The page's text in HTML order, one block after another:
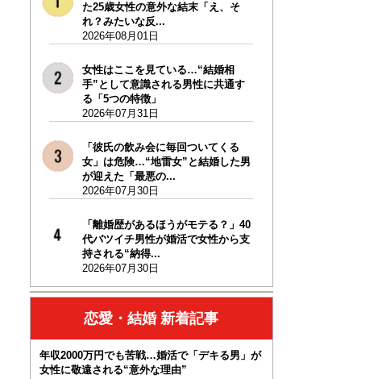
た25歳女性の意外な結末「え、そ
れ？みたいな反...
2026年08月01日
女性はここを見ている…“結婚相
手”として意識される男性に共通す
る「5つの特徴」
2026年07月31日
「彼氏の飲み会に毎回ついてくる
女」は危険…“地雷女”と結婚した男
が迎えた「最悪の...
2026年07月30日
「離婚歴があるほうがモテる？」40
代バツイチ男性が婚活で女性から支
持される“納得...
2026年07月30日
恋愛・結婚 新着記事
年収2000万円でも苦戦…婚活で「デキる男」が
女性に敬遠される“意外な理由”